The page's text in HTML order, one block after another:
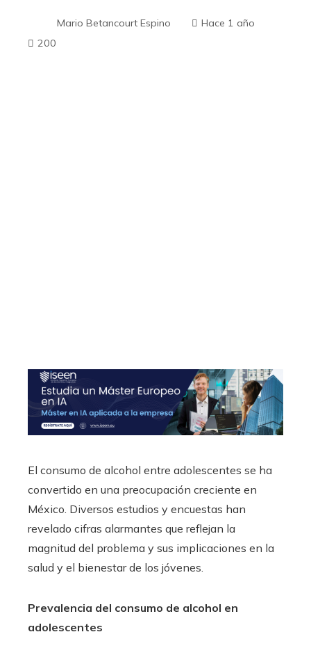
Mario Betancourt Espino
Hace 1 año
200
El consumo de alcohol entre adolescentes se ha
convertido en una preocupación creciente en
México. Diversos estudios y encuestas han
revelado cifras alarmantes que reflejan la
magnitud del problema y sus implicaciones en la
salud y el bienestar de los jóvenes.​
Prevalencia del consumo de alcohol en
adolescentes